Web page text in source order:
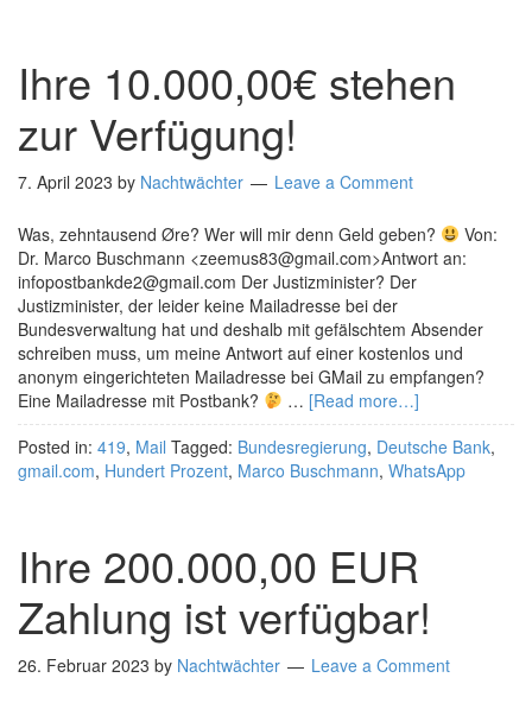
Ihre 10.000,00€ stehen
zur Verfügung!
7. April 2023 by Nachtwächter Leave a Comment
Was, zehntausend Øre? Wer will mir denn Geld geben?
Von:
Dr. Marco Buschmann <zeemus83@gmail.com>Antwort an:
infopostbankde2@gmail.com Der Justizminister? Der
Justizminister, der leider keine Mailadresse bei der
Bundesverwaltung hat und deshalb mit gefälschtem Absender
schreiben muss, um meine Antwort auf einer kostenlos und
anonym eingerichteten Mailadresse bei GMail zu empfangen?
Eine Mailadresse mit Postbank?
… [Read more…]
Posted in: 419, Mail Tagged: Bundesregierung, Deutsche Bank,
gmail.com, Hundert Prozent, Marco Buschmann, WhatsApp
Ihre 200.000,00 EUR
Zahlung ist verfügbar!
26. Februar 2023 by Nachtwächter Leave a Comment